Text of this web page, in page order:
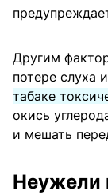
Другим
потере слуха
табаке
окись
и мешать
Неужели